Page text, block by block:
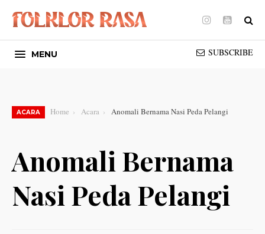
Instagram
Youtube
MENU SUBSCRIBE
ACARA Home Acara Anomali Bernama Nasi Peda Pelangi
Anomali Bernama
Nasi Peda Pelangi